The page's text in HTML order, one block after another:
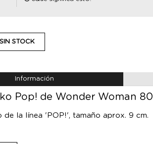
SIN STOCK
Información
Pop! de Wonder Woman
de la línea 'POP!', tamaño aprox. 9 cm.